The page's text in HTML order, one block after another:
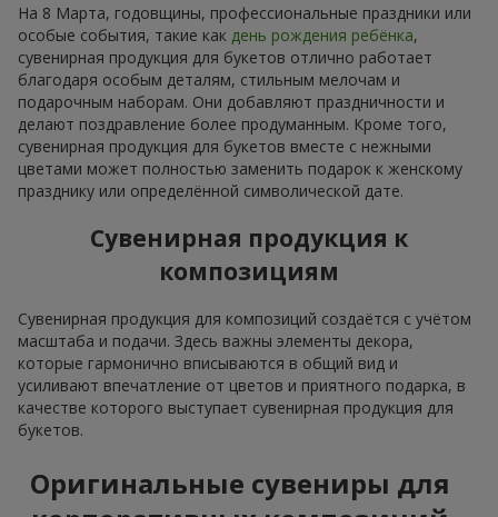
На 8 Марта, годовщины, профессиональные праздники или
особые события, такие как день рождения ребёнка,
сувенирная продукция для букетов отлично работает
благодаря особым деталям, стильным мелочам и
подарочным наборам. Они добавляют праздничности и
делают поздравление более продуманным. Кроме того,
сувенирная продукция для букетов вместе с нежными
цветами может полностью заменить подарок к женскому
празднику или определённой символической дате.
Сувенирная продукция к
композициям
Сувенирная продукция для композиций создаётся с учётом
масштаба и подачи. Здесь важны элементы декора,
которые гармонично вписываются в общий вид и
усиливают впечатление от цветов и приятного подарка, в
качестве которого выступает сувенирная продукция для
букетов.
Оригинальные сувениры для